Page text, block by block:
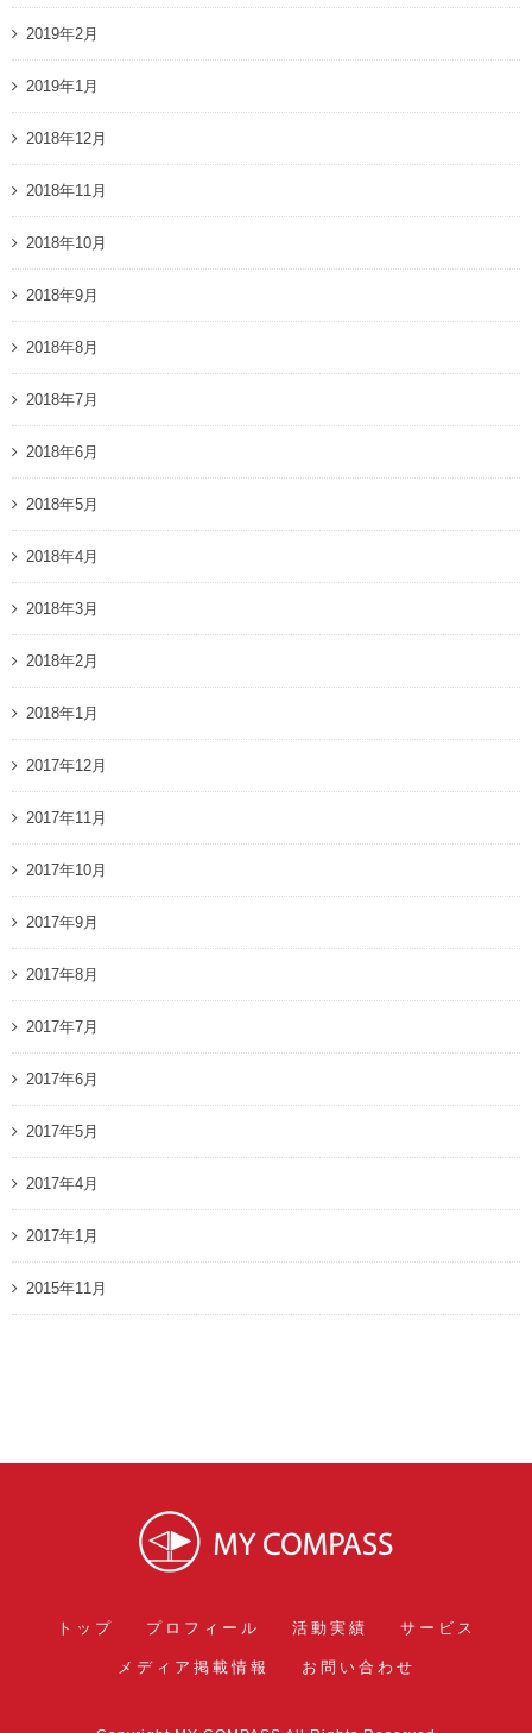
2019年2月
2019年1月
2018年12月
2018年11月
2018年10月
2018年9月
2018年8月
2018年7月
2018年6月
2018年5月
2018年4月
2018年3月
2018年2月
2018年1月
2017年12月
2017年11月
2017年10月
2017年9月
2017年8月
2017年7月
2017年6月
2017年5月
2017年4月
2017年1月
2015年11月
トップ プロフィール 活動実績 サービス
メディア掲載情報 お問い合わせ